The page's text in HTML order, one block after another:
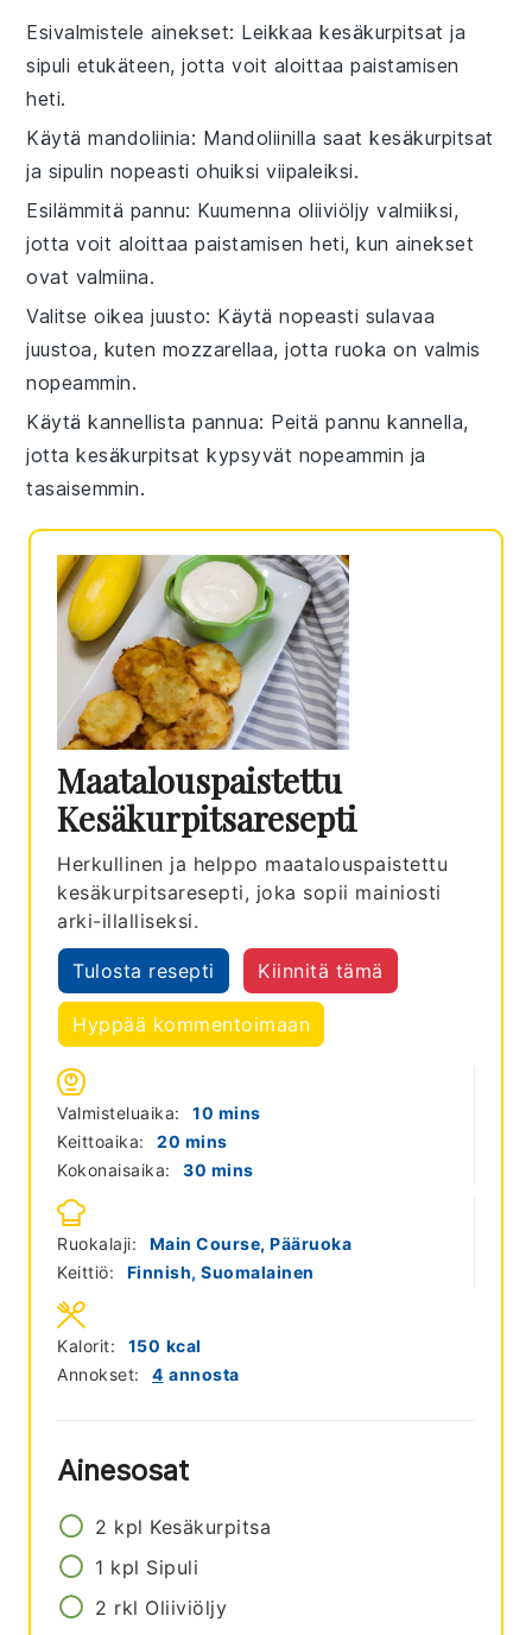
Esivalmistele ainekset: Leikkaakesäkurpitsat ja
sipuli etukäteen, jotta voit aloittaapaistamisen
heti.
Käytä mandoliinia: Mandoliinilla saatkesäkurpitsat
ja sipulin nopeasti ohuiksi viipaleiksi.
Esilämmitä pannu: Kuumenna oliiviöljy valmiiksi,
jotta voit aloittaapaistamisen heti, kun ainekset
ovat valmiina.
Valitse oikea juusto: Käytä nopeasti sulavaa
juustoa, kuten mozzarellaa, jottaruoka on valmis
nopeammin.
Käytä kannellista pannua: Peitä pannu kannella,
jottakesäkurpitsat kypsyvät nopeammin ja
tasaisemmin.
Maatalouspaistettu
Kesäkurpitsaresepti
Herkullinen ja helppo maatalouspaistettu
kesäkurpitsaresepti, joka sopii mainiosti
arki-illalliseksi.
Tulosta resepti Kiinnitä tämä
Hyppää kommentoimaan
Valmisteluaika: 10 minutes
mins
Keittoaika:
20 minutes
mins
Kokonaisaika:
30 minutes
mins
Ruokalaji:
Main Course, Pääruoka
Keittiö:
Finnish, Suomalainen
Annokset: 4 annosta
Kalorit: 150 kcal
Ainesosat
2 kpl Kesäkurpitsa
1 kpl Sipuli
2 rkl Oliiviöljy